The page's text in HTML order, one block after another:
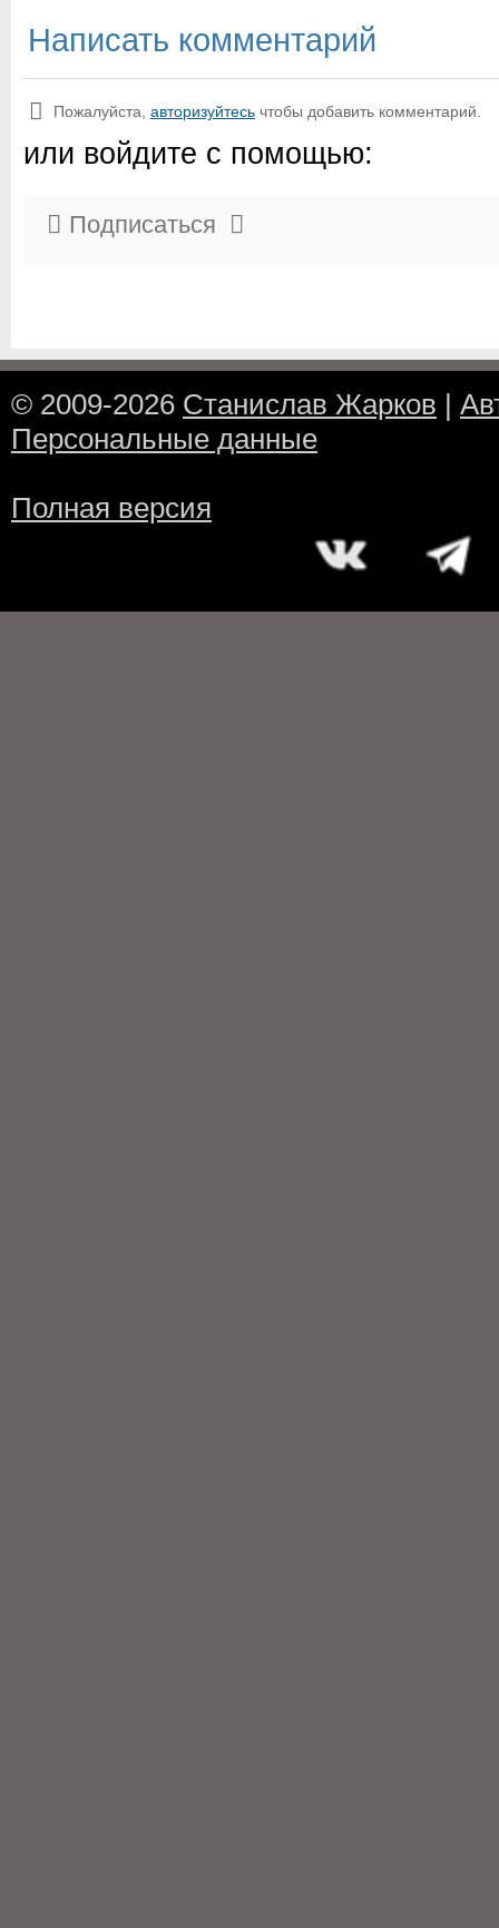
Написать комментарий
Пожалуйста, авторизуйтесь чтобы добавить комментарий.
или войдите с помощью:
Подписаться
© 2009-2026 Станислав Жарков |
Персональные данные
Полная версия